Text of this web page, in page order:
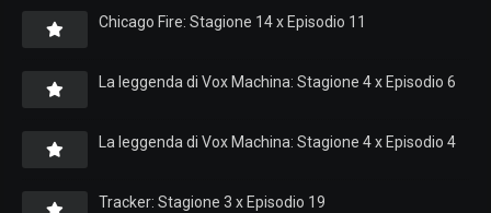
Chicago Fire: Stagione 14 x Episodio 11
La leggenda di Vox Machina: Stagione 4 x Episodio 6
La leggenda di Vox Machina: Stagione 4 x Episodio 4
Tracker: Stagione 3 x Episodio 19